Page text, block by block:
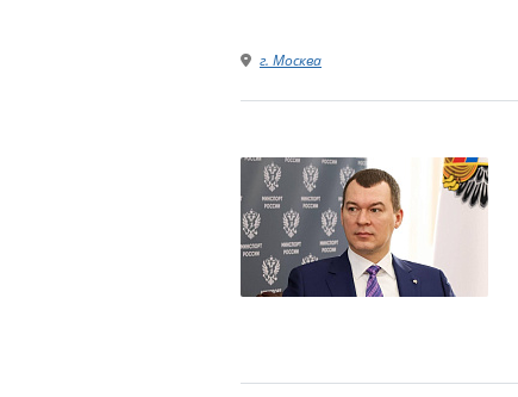
г. Москва